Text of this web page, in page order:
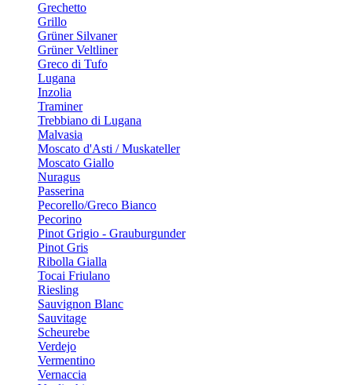
Grechetto
Grillo
Grüner Silvaner
Grüner Veltliner
Greco di Tufo
Lugana
Inzolia
Traminer
Trebbiano di Lugana
Malvasia
Moscato d'Asti / Muskateller
Moscato Giallo
Nuragus
Passerina
Pecorello/Greco Bianco
Pecorino
Pinot Grigio - Grauburgunder
Pinot Gris
Ribolla Gialla
Tocai Friulano
Riesling
Sauvignon Blanc
Sauvitage
Scheurebe
Verdejo
Vermentino
Vernaccia